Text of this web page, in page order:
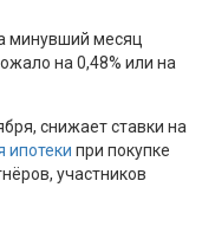
минувший месяц
на 0,48% или на
снижает ставки на
ипотеки при покупке
участников